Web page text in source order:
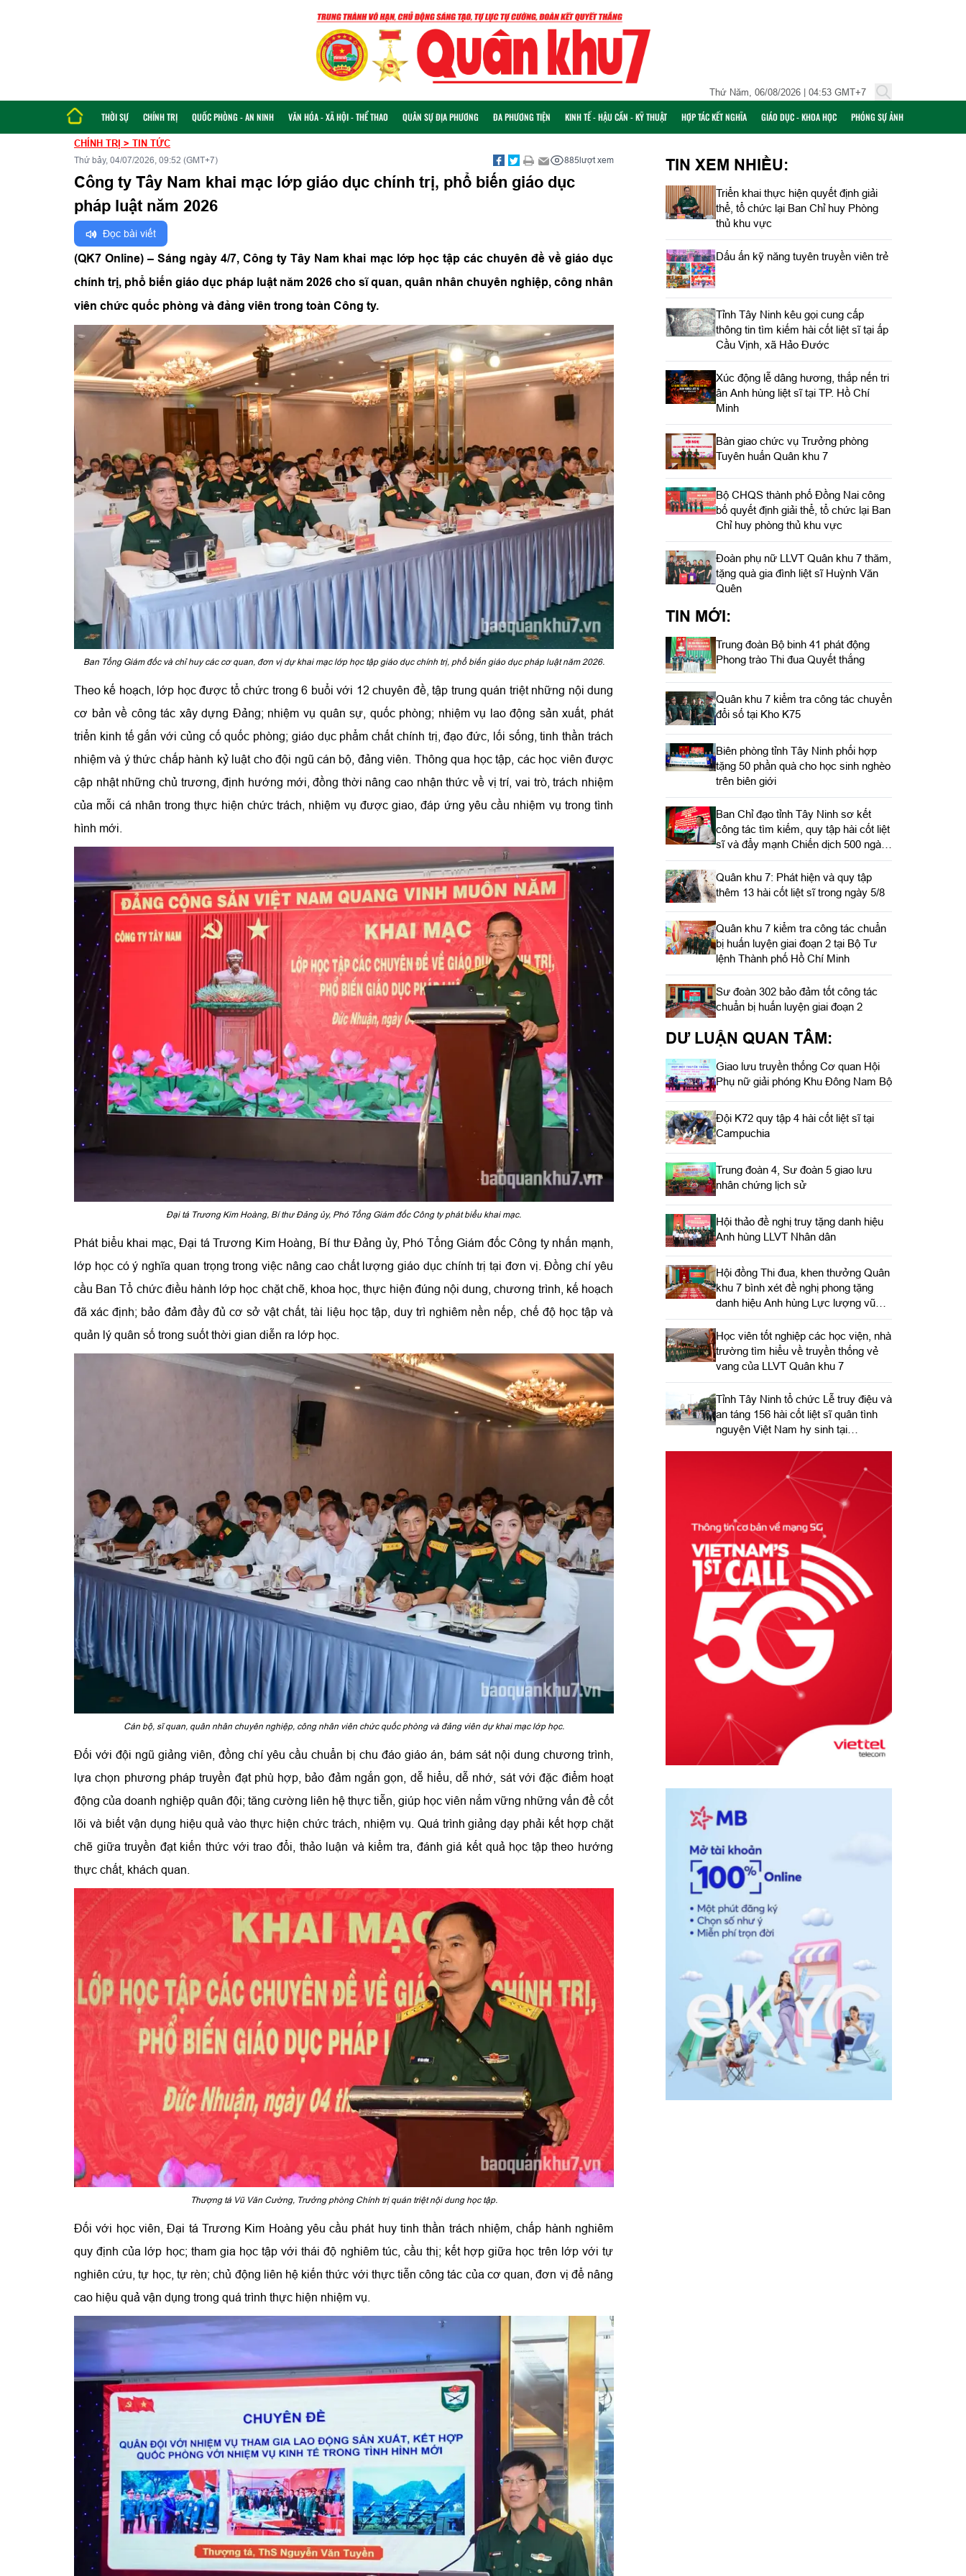
Thứ Năm, 06/08/2026 | 04:53 GMT+7
THỜI SỰ CHÍNH TRỊ QUỐC PHÒNG - AN NINH VĂN HÓA - XÃ HỘI - THỂ THAO QUÂN SỰ ĐỊA PHƯƠNG ĐA PHƯƠNG TIỆN KINH TẾ - HẬU CẦN - KỸ THUẬT HỢP TÁC KẾT NGHĨA GIÁO DỤC - KHOA HỌC PHÓNG SỰ ẢNH
CHÍNH TRỊ > TIN TỨC
Thứ bảy, 04/07/2026, 09:52 (GMT+7) 885lượt xem
Công ty Tây Nam khai mạc lớp giáo dục chính trị, phổ biến giáo dục
pháp luật năm 2026
Đọc bài viết
(QK7 Online) – Sáng ngày 4/7, Công ty Tây Nam khai mạc lớp học tập các chuyên đề về giáo dục
chính trị, phổ biến giáo dục pháp luật năm 2026 cho sĩ quan, quân nhân chuyên nghiệp, công nhân
viên chức quốc phòng và đảng viên trong toàn Công ty.
Ban Tổng Giám đốc và chỉ huy các cơ quan, đơn vị dự khai mạc lớp học tập giáo dục chính trị, phổ biến giáo dục pháp luật năm 2026.
Theo kế hoạch, lớp học được tổ chức trong 6 buổi với 12 chuyên đề, tập trung quán triệt những nội dung
cơ bản về công tác xây dựng Đảng; nhiệm vụ quân sự, quốc phòng; nhiệm vụ lao động sản xuất, phát
triển kinh tế gắn với củng cố quốc phòng; giáo dục phẩm chất chính trị, đạo đức, lối sống, tinh thần trách
nhiệm và ý thức chấp hành kỷ luật cho đội ngũ cán bộ, đảng viên. Thông qua học tập, các học viên được
cập nhật những chủ trương, định hướng mới, đồng thời nâng cao nhận thức về vị trí, vai trò, trách nhiệm
của mỗi cá nhân trong thực hiện chức trách, nhiệm vụ được giao, đáp ứng yêu cầu nhiệm vụ trong tình
hình mới.
Đại tá Trương Kim Hoàng, Bí thư Đảng ủy, Phó Tổng Giám đốc Công ty phát biểu khai mạc.
Phát biểu khai mạc, Đại tá Trương Kim Hoàng, Bí thư Đảng ủy, Phó Tổng Giám đốc Công ty nhấn mạnh,
lớp học có ý nghĩa quan trọng trong việc nâng cao chất lượng giáo dục chính trị tại đơn vị. Đồng chí yêu
cầu Ban Tổ chức điều hành lớp học chặt chẽ, khoa học, thực hiện đúng nội dung, chương trình, kế hoạch
đã xác định; bảo đảm đầy đủ cơ sở vật chất, tài liệu học tập, duy trì nghiêm nền nếp, chế độ học tập và
quản lý quân số trong suốt thời gian diễn ra lớp học.
Cán bộ, sĩ quan, quân nhân chuyên nghiệp, công nhân viên chức quốc phòng và đảng viên dự khai mạc lớp học.
Đối với đội ngũ giảng viên, đồng chí yêu cầu chuẩn bị chu đáo giáo án, bám sát nội dung chương trình,
lựa chọn phương pháp truyền đạt phù hợp, bảo đảm ngắn gọn, dễ hiểu, dễ nhớ, sát với đặc điểm hoạt
động của doanh nghiệp quân đội; tăng cường liên hệ thực tiễn, giúp học viên nắm vững những vấn đề cốt
lõi và biết vận dụng hiệu quả vào thực hiện chức trách, nhiệm vụ. Quá trình giảng dạy phải kết hợp chặt
chẽ giữa truyền đạt kiến thức với trao đổi, thảo luận và kiểm tra, đánh giá kết quả học tập theo hướng
thực chất, khách quan.
Thượng tá Vũ Văn Cường, Trưởng phòng Chính trị quán triệt nội dung học tập.
Đối với học viên, Đại tá Trương Kim Hoàng yêu cầu phát huy tinh thần trách nhiệm, chấp hành nghiêm
quy định của lớp học; tham gia học tập với thái độ nghiêm túc, cầu thị; kết hợp giữa học trên lớp với tự
nghiên cứu, tự học, tự rèn; chủ động liên hệ kiến thức với thực tiễn công tác của cơ quan, đơn vị để nâng
cao hiệu quả vận dụng trong quá trình thực hiện nhiệm vụ.
TIN XEM NHIỀU:
Triển khai thực hiện quyết định giải
thể, tổ chức lại Ban Chỉ huy Phòng
thủ khu vực
Dấu ấn kỹ năng tuyên truyền viên trẻ
Tỉnh Tây Ninh kêu gọi cung cấp
thông tin tìm kiếm hài cốt liệt sĩ tại ấp
Cầu Vịnh, xã Hảo Đước
Xúc động lễ dâng hương, thắp nến tri
ân Anh hùng liệt sĩ tại TP. Hồ Chí
Minh
Bàn giao chức vụ Trưởng phòng
Tuyên huấn Quân khu 7
Bộ CHQS thành phố Đồng Nai công
bố quyết định giải thể, tổ chức lại Ban
Chỉ huy phòng thủ khu vực
Đoàn phụ nữ LLVT Quân khu 7 thăm,
tặng quà gia đình liệt sĩ Huỳnh Văn
Quên
TIN MỚI:
Trung đoàn Bộ binh 41 phát động
Phong trào Thi đua Quyết thắng
Quân khu 7 kiểm tra công tác chuyển
đổi số tại Kho K75
Biên phòng tỉnh Tây Ninh phối hợp
tặng 50 phần quà cho học sinh nghèo
trên biên giới
Ban Chỉ đạo tỉnh Tây Ninh sơ kết
công tác tìm kiếm, quy tập hài cốt liệt
sĩ và đẩy mạnh Chiến dịch 500 ngày
đêm
Quân khu 7: Phát hiện và quy tập
thêm 13 hài cốt liệt sĩ trong ngày 5/8
Quân khu 7 kiểm tra công tác chuẩn
bị huấn luyện giai đoạn 2 tại Bộ Tư
lệnh Thành phố Hồ Chí Minh
Sư đoàn 302 bảo đảm tốt công tác
chuẩn bị huấn luyện giai đoạn 2
DƯ LUẬN QUAN TÂM:
Giao lưu truyền thống Cơ quan Hội
Phụ nữ giải phóng Khu Đông Nam Bộ
Đội K72 quy tập 4 hài cốt liệt sĩ tại
Campuchia
Trung đoàn 4, Sư đoàn 5 giao lưu
nhân chứng lịch sử
Hội thảo đề nghị truy tặng danh hiệu
Anh hùng LLVT Nhân dân
Hội đồng Thi đua, khen thưởng Quân
khu 7 bình xét đề nghị phong tặng
danh hiệu Anh hùng Lực lượng vũ
trang nhân dân
Học viên tốt nghiệp các học viện, nhà
trường tìm hiểu về truyền thống vẻ
vang của LLVT Quân khu 7
​Tỉnh Tây Ninh tổ chức Lễ truy điệu và
an táng 156 hài cốt liệt sĩ quân tình
nguyện Việt Nam hy sinh tại